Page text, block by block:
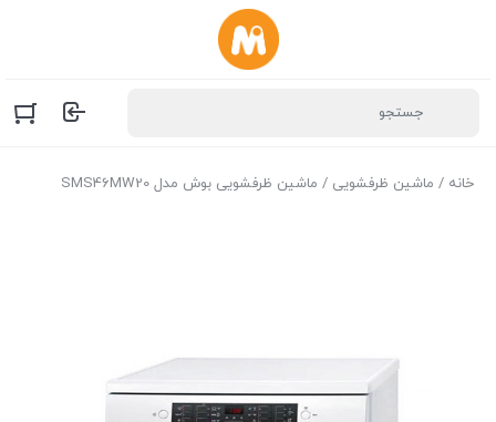
خانه / ماشین ظرفشویی / ماشین ظرفشویی بوش مدل SMS46MW20